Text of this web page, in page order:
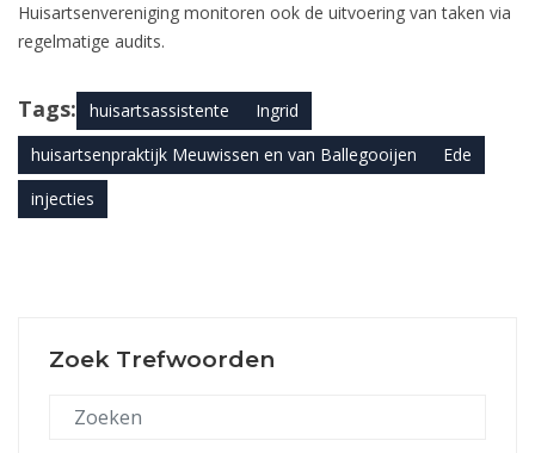
Huisartsenvereniging monitoren ook de uitvoering van taken via
regelmatige audits.
Tags: huisartsassistente
Ingrid
huisartsenpraktijk Meuwissen en van Ballegooijen
Ede
injecties
Zoek Trefwoorden